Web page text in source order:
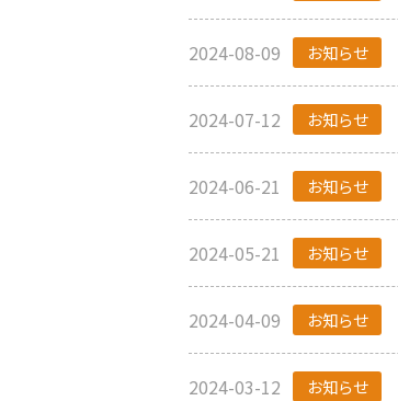
2024-08-09 お知らせ
2024-07-12 お知らせ
2024-06-21 お知らせ
2024-05-21 お知らせ
2024-04-09 お知らせ
2024-03-12 お知らせ